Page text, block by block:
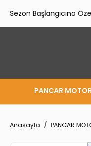
Sezon Başlangıcına
PANCAR MOTOR
Anasayfa PANCAR